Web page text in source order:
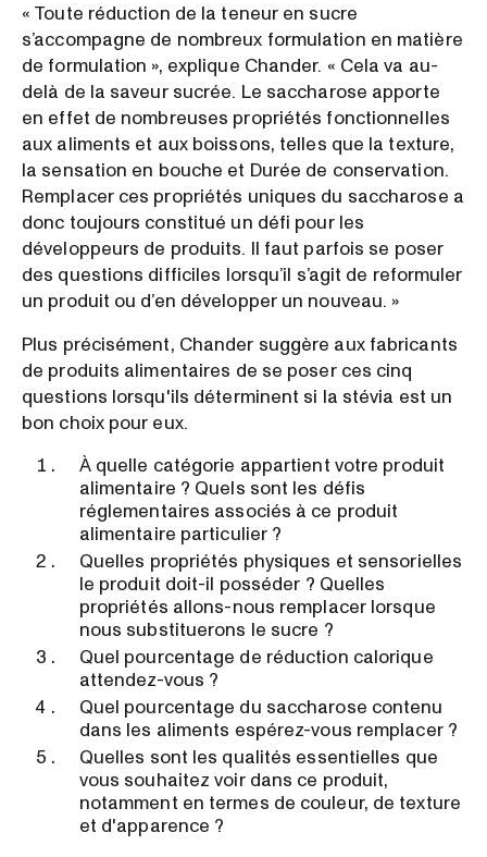
« Toute réduction de la teneur en sucre
s’accompagne de nombreux formulation en matière
de formulation », explique Chander. « Cela va au-
delà de la saveur sucrée. Le saccharose apporte
en effet de nombreuses propriétés fonctionnelles
aux aliments et aux boissons, telles que la texture,
la sensation en bouche et Durée de conservation.
Remplacer ces propriétés uniques du saccharose a
donc toujours constitué un défi pour les
développeurs de produits. Il faut parfois se poser
des questions difficiles lorsqu’il s’agit de reformuler
un produit ou d’en développer un nouveau. »
Plus précisément, Chander suggère aux fabricants
de produits alimentaires de se poser ces cinq
questions lorsqu'ils déterminent si la stévia est un
bon choix pour eux.
À quelle catégorie appartient votre produit
alimentaire ? Quels sont les défis
réglementaires associés à ce produit
alimentaire particulier ?
Quelles propriétés physiques et sensorielles
le produit doit-il posséder ? Quelles
propriétés allons-nous remplacer lorsque
nous substituerons le sucre ?
Quel pourcentage de réduction calorique
attendez-vous ?
Quel pourcentage du saccharose contenu
dans les aliments espérez-vous remplacer ?
Quelles sont les qualités essentielles que
vous souhaitez voir dans ce produit,
notamment en termes de couleur, de texture
et d'apparence ?